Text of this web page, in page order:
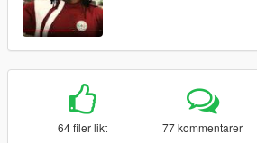
64 filer likt 77 kommentarer